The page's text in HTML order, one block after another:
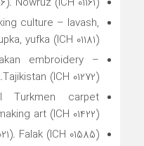
culture – lavash,
yufka (ICH 01181).
embroidery –
Tajikistan (ICH 01272).
Turkmen carpet
art (ICH 01422).
Falak (ICH 01585).